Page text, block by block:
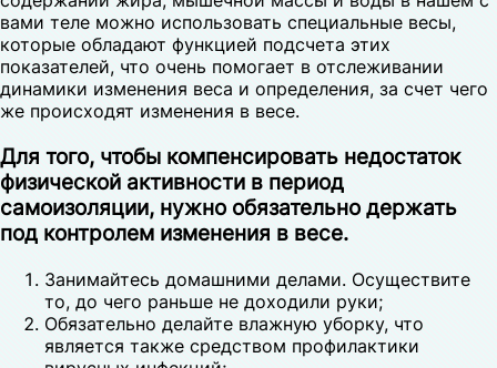
вами теле можно использовать специальные весы,
которые обладают функцией подсчета этих
показателей, что очень помогает в отслеживании
динамики изменения веса и определения, за счет чего
же происходят изменения в весе.
Для того, чтобы компенсировать недостаток
физической активности в период
самоизоляции, нужно обязательно держать
под контролем изменения в весе.
Занимайтесь домашними делами. Осуществите
то, до чего раньше не доходили руки;
Обязательно делайте влажную уборку, что
является также средством профилактики